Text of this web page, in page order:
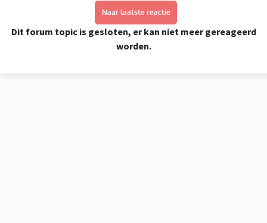
Naar laatste reactie
Dit forum topic is gesloten, er kan niet meer gereageerd
worden.